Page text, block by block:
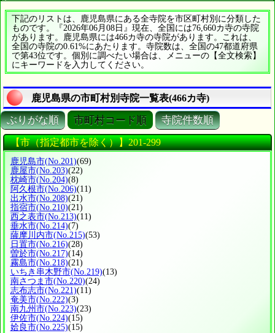
下記のリストは、鹿児島県にある全寺院を市区町村別に分類した
ものです。『2026年06月08日』現在、全国には76,660カ寺の寺院
があります。鹿児島県には466カ寺の寺院があります。これは、
全国の寺院の0.61%にあたります。寺院数は、全国の47都道府県
で第43位です。個別に調べたい場合は、メニューの【全文検索】
にキーワードを入力してください。
鹿児島県の市町村別寺院一覧表(466カ寺)
ぶりがな順 市町村コード順 寺院件数順
【市（指定都市を除く）】201-299
鹿児島市(No.201)(69)
鹿屋市(No.203)(22)
枕崎市(No.204)(8)
阿久根市(No.206)(11)
出水市(No.208)(21)
指宿市(No.210)(21)
西之表市(No.213)(11)
垂水市(No.214)(7)
薩摩川内市(No.215)(53)
日置市(No.216)(28)
曽於市(No.217)(14)
霧島市(No.218)(21)
いちき串木野市(No.219)(13)
南さつま市(No.220)(24)
志布志市(No.221)(11)
奄美市(No.222)(3)
南九州市(No.223)(23)
伊佐市(No.224)(15)
姶良市(No.225)(15)